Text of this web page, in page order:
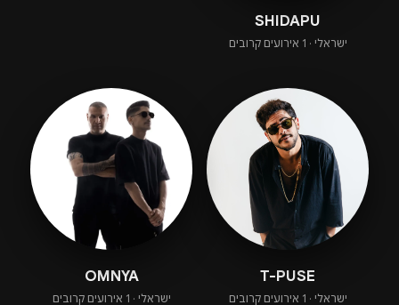
SHIDAPU
ישראלי · 1 אירועים קרובים
T-PUSE
ישראלי · 1 אירועים קרובים
OMNYA
ישראלי · 1 אירועים קרובים